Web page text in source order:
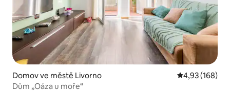
Domov ve městě Livorno Průměrné
4,93 (168)
Dům „Oáza u moře“